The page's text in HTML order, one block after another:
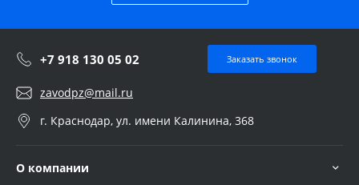
+7 918 130 05 02 Заказать звонок
zavodpz@mail.ru
г. Краснодар, ул. имени Калинина, 368
О компании